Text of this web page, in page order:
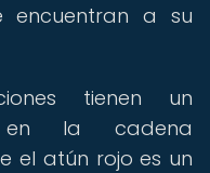
encuentran a su
tienen un
en la cadena
el atún rojo es un